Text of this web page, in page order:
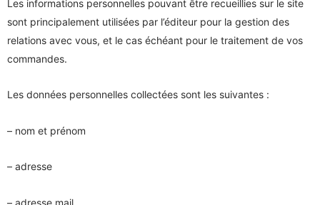
Les informations personnelles pouvant être recueillies sur le site
sont principalement utilisées par l’éditeur pour la gestion des
relations avec vous, et le cas échéant pour le traitement de vos
commandes.
Les données personnelles collectées sont les suivantes :
– nom et prénom
– adresse
– adresse mail